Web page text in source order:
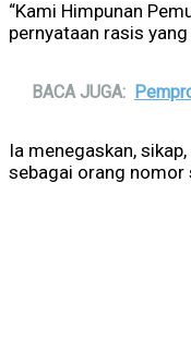
“Kami Himpunan
pernyataan rasis
BACA JUGA:
Ia menegaskan,
sebagai orang nomor